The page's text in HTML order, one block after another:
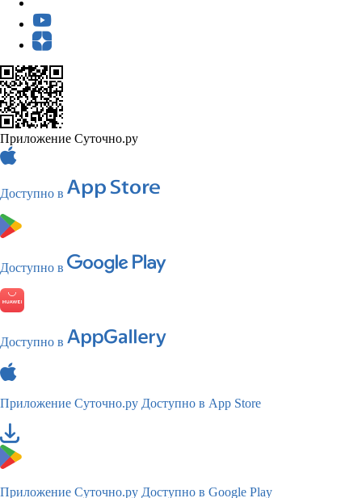
Приложение Суточно.ру
Доступно в
Доступно в
Доступно в
Приложение Суточно.ру Доступно в App Store
Приложение Суточно.ру Доступно в Google Play